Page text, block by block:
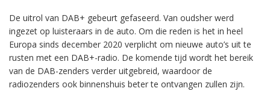
De uitrol van DAB+ gebeurt gefaseerd. Van oudsher werd
ingezet op luisteraars in de auto. Om die reden is het in heel
Europa sinds december 2020 verplicht om nieuwe auto’s uit te
rusten met een DAB+-radio. De komende tijd wordt het bereik
van de DAB-zenders verder uitgebreid, waardoor de
radiozenders ook binnenshuis beter te ontvangen zullen zijn.